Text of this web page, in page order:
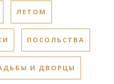
ЛЕТОМ
ПОСОЛЬСТВА
И ДВОРЦЫ